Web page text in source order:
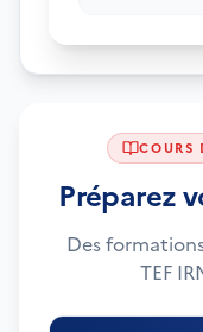
COURS
Préparez
Des
TEF